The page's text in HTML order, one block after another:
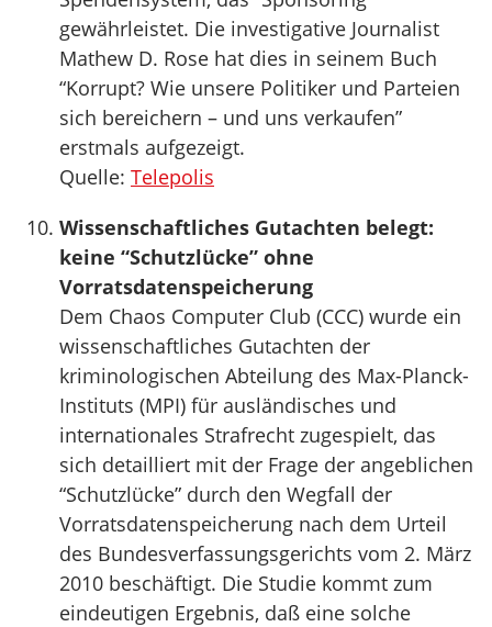
gewährleistet. Die investigative Journalist
Mathew D. Rose hat dies in seinem Buch
“Korrupt? Wie unsere Politiker und Parteien
sich bereichern – und uns verkaufen”
erstmals aufgezeigt.
Quelle: Telepolis
Wissenschaftliches Gutachten belegt:
keine “Schutzlücke” ohne
Vorratsdatenspeicherung
Dem Chaos Computer Club (CCC) wurde ein
wissenschaftliches Gutachten der
kriminologischen Abteilung des Max-Planck-
Instituts (MPI) für ausländisches und
internationales Strafrecht zugespielt, das
sich detailliert mit der Frage der angeblichen
“Schutzlücke” durch den Wegfall der
Vorratsdatenspeicherung nach dem Urteil
des Bundesverfassungsgerichts vom 2. März
2010 beschäftigt. Die Studie kommt zum
eindeutigen Ergebnis, daß eine solche